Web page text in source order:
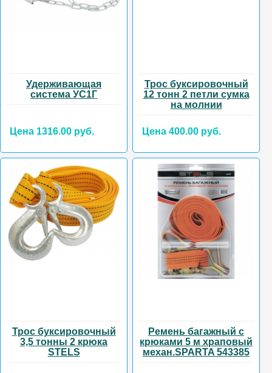
Удерживающая
система УС1Г
Цена 1316.00 руб.
Трос буксировочный
12 тонн 2 петли сумка
на молнии
Цена 400.00 руб.
Трос буксировочный
3,5 тонны 2 крюка
STELS
Ремень багажный с
крюками 5 м храповый
механ.SPARTA 543385